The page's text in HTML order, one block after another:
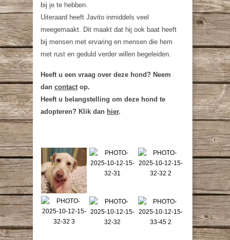
bij je te hebben.
Uiteraard heeft Javito inmiddels veel
meegemaakt. Dit maakt dat hij ook baat heeft
bij mensen met ervaring en mensen die hem
met rust en geduld verder willen begeleiden.
Heeft u een vraag over deze hond? Neem
dan contact op.
Heeft u belangstelling om deze hond te
adopteren? Klik dan hier.